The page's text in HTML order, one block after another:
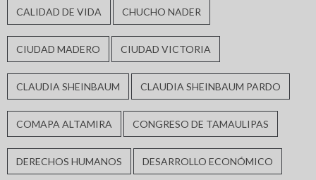
CALIDAD DE VIDA CHUCHO NADER
CIUDAD MADERO CIUDAD VICTORIA
CLAUDIA SHEINBAUM CLAUDIA SHEINBAUM PARDO
COMAPA ALTAMIRA CONGRESO DE TAMAULIPAS
DERECHOS HUMANOS DESARROLLO ECONÓMICO